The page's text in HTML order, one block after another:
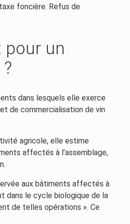
foncière. Refus de
pour un
dans lesquels elle exerce
de commercialisation de vin
agricole, elle estime
affectés à l’assemblage,
aux bâtiments affectés à
dans le cycle biologique de la
de telles opérations ». Ce